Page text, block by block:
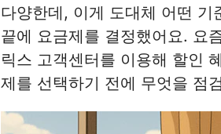
다양한데, 이게 도대체 어떤
끝에 요금제를 결정했어요. 요
릭스 고객센터를 이용해 할인
제를 선택하기 전에 무엇을 점